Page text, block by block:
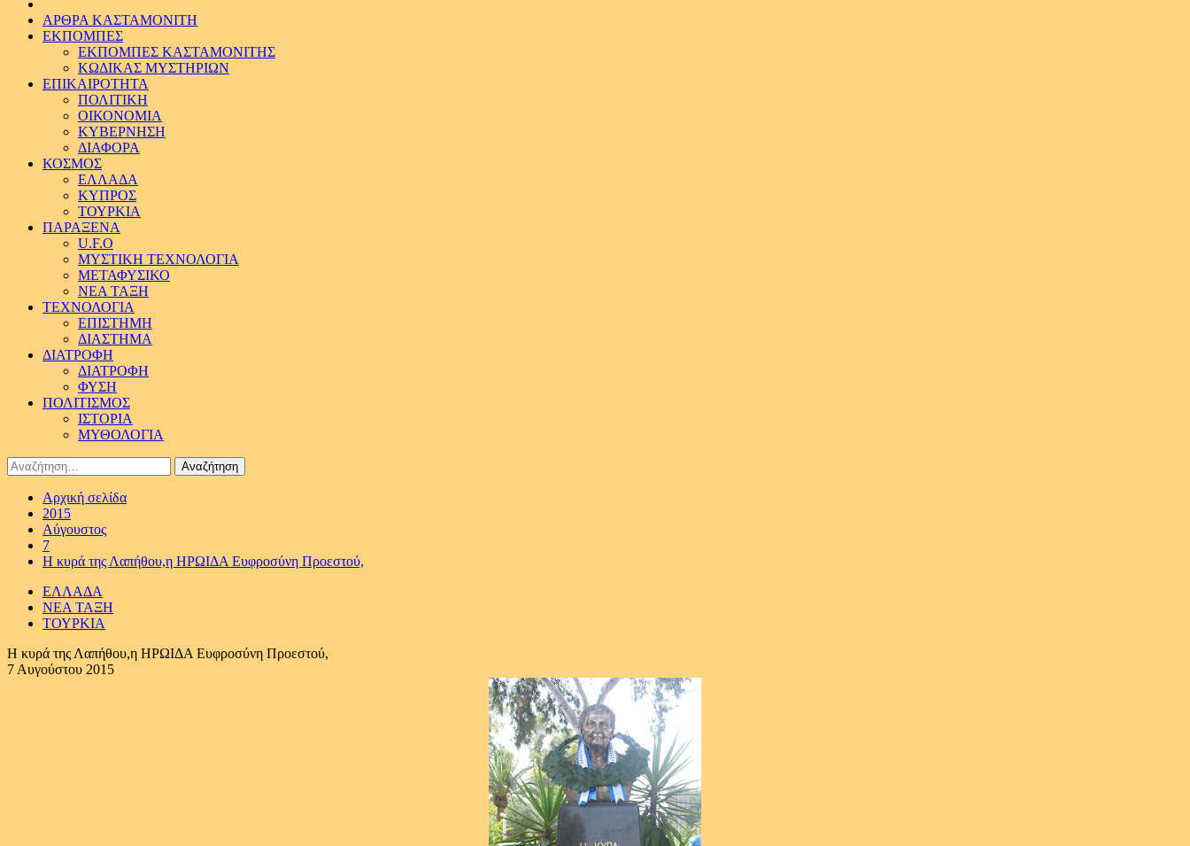
ΑΡΘΡΑ ΚΑΣΤΑΜΟΝΙΤΗ
ΕΚΠΟΜΠΕΣ
ΕΚΠΟΜΠΕΣ ΚΑΣΤΑΜΟΝΙΤΗΣ
ΚΩΔΙΚΑΣ ΜΥΣΤΗΡΙΩΝ
ΕΠΙΚΑΙΡΟΤΗΤΑ
ΠΟΛΙΤΙΚΗ
ΟΙΚΟΝΟΜΙΑ
ΚΥΒΕΡΝΗΣΗ
ΔΙΑΦΟΡΑ
ΚΟΣΜΟΣ
ΕΛΛΑΔΑ
ΚΥΠΡΟΣ
ΤΟΥΡΚΙΑ
ΠΑΡΑΞΕΝΑ
U.F.O
ΜΥΣΤΙΚΗ ΤΕΧΝΟΛΟΓΙΑ
ΜΕΤΑΦΥΣΙΚΟ
ΝΕΑ ΤΑΞΗ
ΤΕΧΝΟΛΟΓΙΑ
ΕΠΙΣΤΗΜΗ
ΔΙΑΣΤΗΜΑ
ΔΙΑΤΡΟΦΗ
ΔΙΑΤΡΟΦΗ
ΦΥΣΗ
ΠΟΛΙΤΙΣΜΟΣ
ΙΣΤΟΡΙΑ
ΜΥΘΟΛΟΓΙΑ
Αναζήτηση
για:
Αρχική σελίδα
2015
Αύγουστος
7
Η κυρά της Λαπήθου,η ΗΡΩΙΔΑ Ευφροσύνη Προεστού,
ΕΛΛΑΔΑ
ΝΕΑ ΤΑΞΗ
ΤΟΥΡΚΙΑ
Η κυρά της Λαπήθου,η ΗΡΩΙΔΑ Ευφροσύνη Προεστού,
7 Αυγούστου 2015